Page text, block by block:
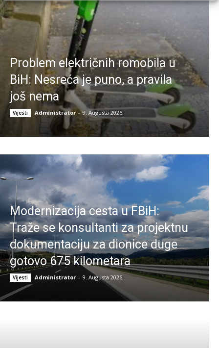
Problem električnih romobila u
BiH: Nesreća je puno, a pravila
još nema
Vijesti Administrator - 9. Augusta 2026.
Modernizacija cesta u FBiH:
Traže se konsultanti za projektnu
dokumentaciju za dionice duge
gotovo 675 kilometara
Vijesti Administrator - 9. Augusta 2026.